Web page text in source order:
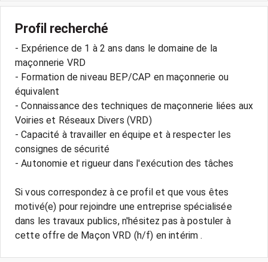
Profil recherché
- Expérience de 1 à 2 ans dans le domaine de la
maçonnerie VRD
- Formation de niveau BEP/CAP en maçonnerie ou
équivalent
- Connaissance des techniques de maçonnerie liées aux
Voiries et Réseaux Divers (VRD)
- Capacité à travailler en équipe et à respecter les
consignes de sécurité
- Autonomie et rigueur dans l'exécution des tâches
Si vous correspondez à ce profil et que vous êtes
motivé(e) pour rejoindre une entreprise spécialisée
dans les travaux publics, n'hésitez pas à postuler à
cette offre de Maçon VRD (h/f) en intérim .